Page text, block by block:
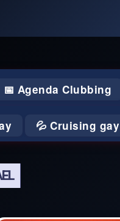
📅 Agenda Clubbing
💦 Cruising gay